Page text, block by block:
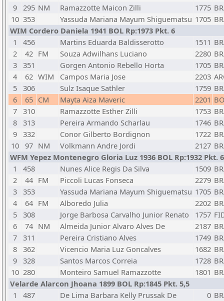
9 295 NM Ramazzotte Maicon Zilli 1775
10 353 Yassuda Mariana Mayum Shiguematsu 1705
WIM Cordero Daniela 1941 BOL Rp:1973 Pkt. 6
1
456 Martins Eduarda Baldisserotto 1511
2
42 FM Souza Adwilhans Luciano 2280
3 351 Gorgen Antonio Rebello Horta 1705
4
62 WIM Campos Maria Jose 2203
5 306 Sulz Isaque Sathler 1759
6
65 CM Mayta Aiza Maveric 2201
7 310 Ramazzotte Esther Zilli 1753
8 313 Pereira Armando Scharlau 1746
9 332 Conor Gilberto Bordignon 1722
10 97 NM Volkmann Andre Jordi 2127
WFM Yepez Montenegro Gloria Luz 1936 BOL Rp:1932 Pkt. 6
1
458 Nunes Alice Regis Da Silva 1509
2
44 FM Piccoli Lucas Fonseca 2279
3 353 Yassuda Mariana Mayum Shiguematsu 1705
4
64 FM Alboredo Julia 2202
5 308 Jorge Barbosa Carvalho Junior Renato 1757
6
74 NM Almeida Junior Alvaro Alves De 2187
7 311 Pereira Cristiano Alves 1749
8 362 Vicencio Maria Luz Goncalves 1682
9 328 Santos Marcos Correia 1728
10 280 Monteiro Samuel Ramazzotte 1801
Velarde Alarcon Jhoana 1899 BOL Rp:1845 Pkt. 5,5
1
487 De Lima Barbara Kelly Prussak De 0